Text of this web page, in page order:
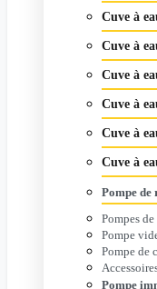
Cuve à
Cuve à
Cuve à
Cuve à
Cuve à
Cuve à
Pompe de
Pompes
Pompe
Pompe de
Pompe